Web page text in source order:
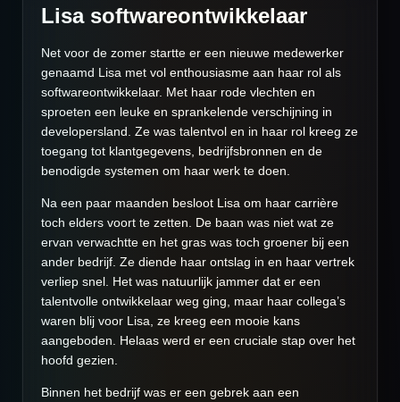
Lisa softwareontwikkelaar
Net voor de zomer startte er een nieuwe medewerker
genaamd Lisa met vol enthousiasme aan haar rol als
softwareontwikkelaar. Met haar rode vlechten en
sproeten een leuke en sprankelende verschijning in
developersland. Ze was talentvol en in haar rol kreeg ze
toegang tot klantgegevens, bedrijfsbronnen en de
benodigde systemen om haar werk te doen.
Na een paar maanden besloot Lisa om haar carrière
toch elders voort te zetten. De baan was niet wat ze
ervan verwachtte en het gras was toch groener bij een
ander bedrijf. Ze diende haar ontslag in en haar vertrek
verliep snel. Het was natuurlijk jammer dat er een
talentvolle ontwikkelaar weg ging, maar haar collega’s
waren blij voor Lisa, ze kreeg een mooie kans
aangeboden. Helaas werd er een cruciale stap over het
hoofd gezien.
Binnen het bedrijf was er een gebrek aan een